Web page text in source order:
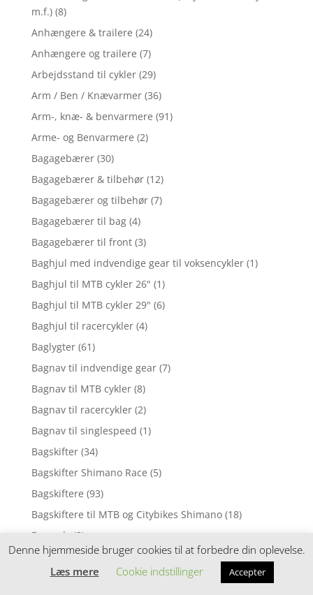
m.f.) (8)
Anhængere & trailere (24)
Anhængere og trailere (7)
Arbejdsstand til cykler (29)
Arm / Ben / Knævarmer (36)
Arm-, knæ- & benvarmere (91)
Arme- og Benvarmere (2)
Bagagebærer (30)
Bagagebærer & tilbehør (12)
Bagagebærer og tilbehør (7)
Bagagebærer til bag (4)
Bagagebærer til front (3)
Baghjul med indvendige gear til voksencykler (1)
Baghjul til MTB cykler 26" (1)
Baghjul til MTB cykler 29" (6)
Baghjul til racercykler (4)
Baglygter (61)
Bagnav til indvendige gear (7)
Bagnav til MTB cykler (8)
Bagnav til racercykler (2)
Bagnav til singlespeed (1)
Bagskifter (34)
Bagskifter Shimano Race (5)
Bagskiftere (93)
Bagskiftere til MTB og Citybikes Shimano (18)
Barends
(3)
Barnevognsdæk (3)
Batteri til elcykel
(16)
Denne hjemmeside bruger cookies til at forbedre din oplevelse.
Læs mere
Cookie indstillinger Accepter